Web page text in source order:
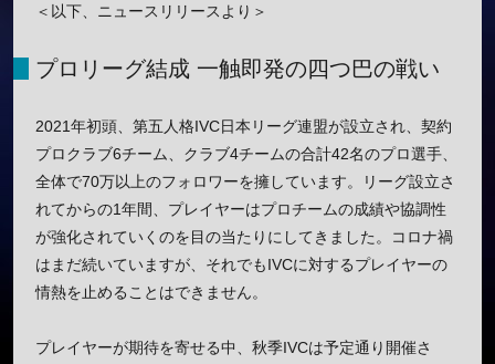
＜以下、ニュースリリースより＞
プロリーグ結成 一触即発の四つ巴の戦い
2021年初頭、第五人格IVC日本リーグ連盟が設立され、契約
プロクラブ6チーム、クラブ4チームの合計42名のプロ選手、
全体で70万以上のフォロワーを擁しています。リーグ設立さ
れてからの1年間、プレイヤーはプロチームの成績や協調性
が強化されていくのを目の当たりにしてきました。コロナ禍
はまだ続いていますが、それでもIVCに対するプレイヤーの
情熱を止めることはできません。
プレイヤーが期待を寄せる中、秋季IVCは予定通り開催さ